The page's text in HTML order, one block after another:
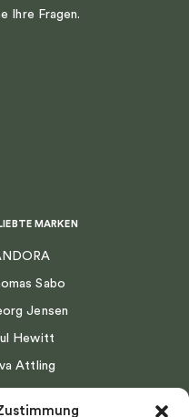
Ihre Fragen.
MARKEN
Sabo
Jensen
Hewitt
Attling